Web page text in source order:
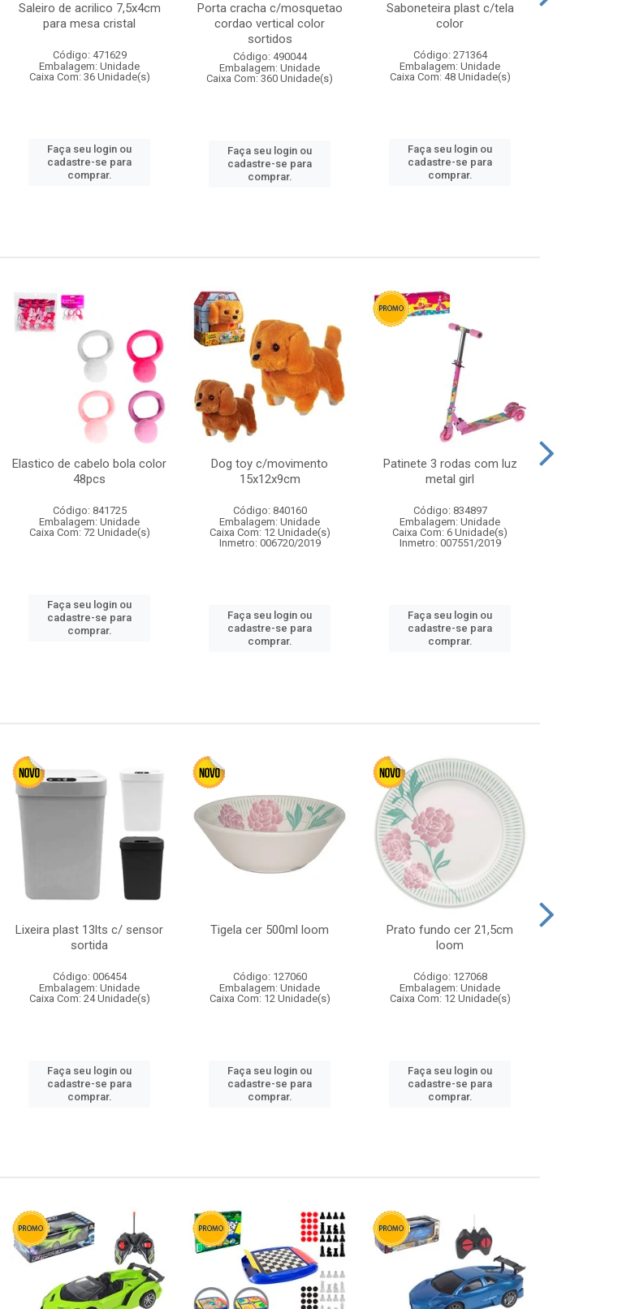
Saleiro de acrilico 7,5x4cm
para mesa cristal
Código: 471629
Embalagem: Unidade
Caixa Com: 36 Unidade(s)
Faça seu login ou
cadastre-se para
comprar.
Porta cracha c/mosquetao
cordao vertical color
sortidos
Código: 490044
Embalagem: Unidade
Caixa Com: 360 Unidade(s)
Faça seu login ou
cadastre-se para
comprar.
Saboneteira plast c/tela
color
Código: 271364
Embalagem: Unidade
Caixa Com: 48 Unidade(s)
Faça seu login ou
cadastre-se para
comprar.
Elastico de cabelo bola color
48pcs
Código: 841725
Embalagem: Unidade
Caixa Com: 72 Unidade(s)
Faça seu login ou
cadastre-se para
comprar.
Dog toy c/movimento
15x12x9cm
Código: 840160
Embalagem: Unidade
Caixa Com: 12 Unidade(s)
Inmetro: 006720/2019
Faça seu login ou
cadastre-se para
comprar.
Patinete 3 rodas com luz
metal girl
Código: 834897
Embalagem: Unidade
Caixa Com: 6 Unidade(s)
Inmetro: 007551/2019
Faça seu login ou
cadastre-se para
comprar.
Lixeira plast 13lts c/ sensor
sortida
Código: 006454
Embalagem: Unidade
Caixa Com: 24 Unidade(s)
Faça seu login ou
cadastre-se para
comprar.
Tigela cer 500ml loom
Código: 127060
Embalagem: Unidade
Caixa Com: 12 Unidade(s)
Faça seu login ou
cadastre-se para
comprar.
Prato fundo cer 21,5cm
loom
Código: 127068
Embalagem: Unidade
Caixa Com: 12 Unidade(s)
Faça seu login ou
cadastre-se para
comprar.